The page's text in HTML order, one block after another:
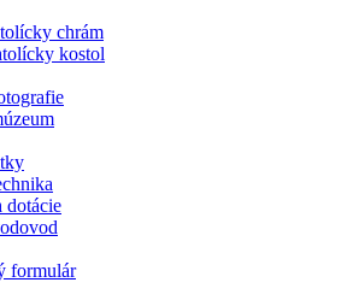
chrám
kostol
dotácie
formulár